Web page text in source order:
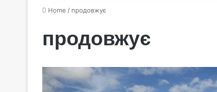
Home / продовжує
продовжує